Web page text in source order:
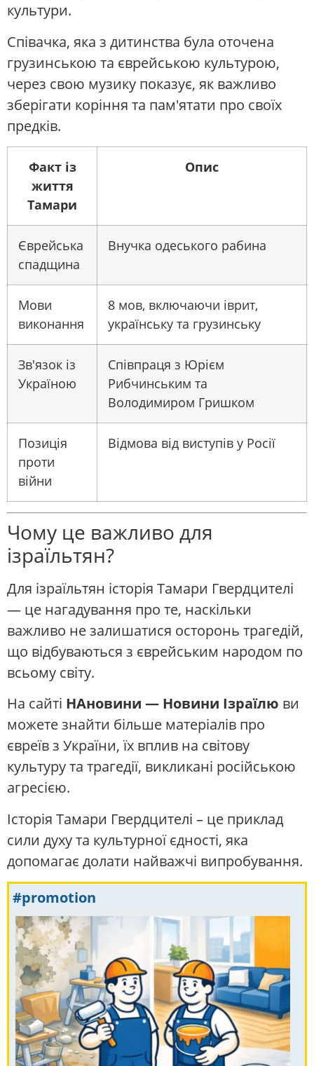
культури.
Співачка, яка з дитинства була оточена
грузинською та єврейською культурою,
через свою музику показує, як важливо
зберігати коріння та пам'ятати про своїх
предків.
Факт із
життя
Тамари
Опис
Єврейська
спадщина
Внучка одеського рабина
Мови
виконання
8 мов, включаючи іврит,
українську та грузинську
Зв'язок із
Україною
Співпраця з Юрієм
Рибчинським та
Володимиром Гришком
Позиція
проти
війни
Відмова від виступів у Росії
Чому це важливо для
ізраїльтян?
Для ізраїльтян історія Тамари Гвердцителі
— це нагадування про те, наскільки
важливо не залишатися осторонь трагедій,
що відбуваються з єврейським народом по
всьому світу.
На сайті НАновини — Новини Ізраїлю ви
можете знайти більше матеріалів про
євреїв з України, їх вплив на світову
культуру та трагедії, викликані російською
агресією.
Історія Тамари Гвердцителі – це приклад
сили духу та культурної єдності, яка
допомагає долати найважчі випробування.
#promotion